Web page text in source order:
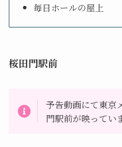
毎日ホールの屋上
桜田門駅前
予告動画にて東京
門駅前が映ってい